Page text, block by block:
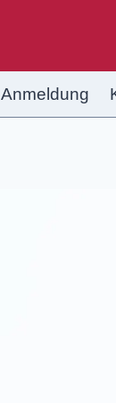
Anmeldung